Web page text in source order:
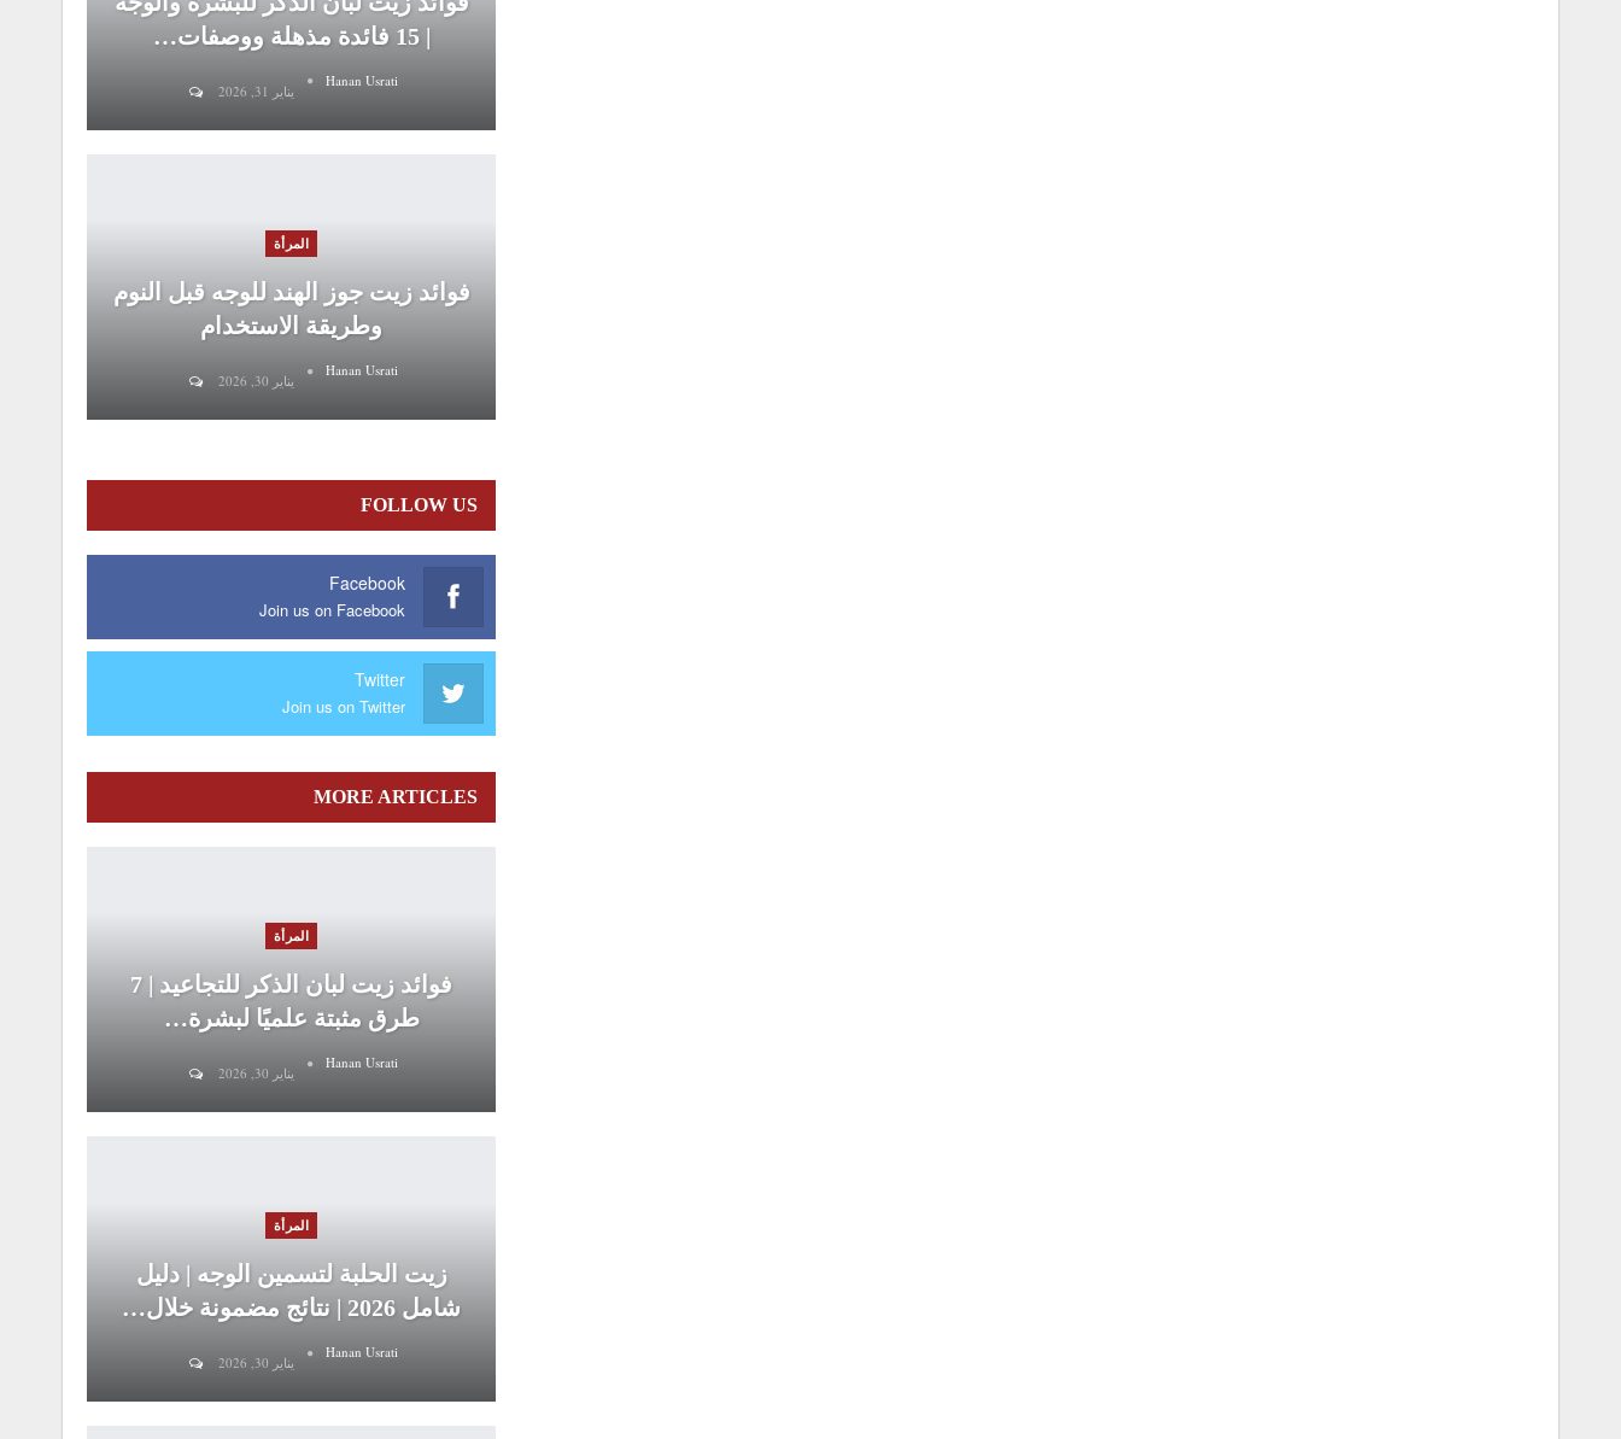
| 15 فائدة مذهلة ووصفات…
Hanan Usrati
يناير 31, 2026
المرأة
فوائد زيت جوز الهند للوجه قبل النوم
وطريقة الاستخدام
Hanan Usrati
يناير 30, 2026
FOLLOW US
Facebook
Join us on Facebook
Twitter
Join us on Twitter
MORE ARTICLES
المرأة
فوائد زيت لبان الذكر للتجاعيد | 7
طرق مثبتة علميًا لبشرة…
Hanan Usrati
يناير 30, 2026
المرأة
زيت الحلبة لتسمين الوجه | دليل
شامل 2026 | نتائج مضمونة خلال…
Hanan Usrati
يناير 30, 2026